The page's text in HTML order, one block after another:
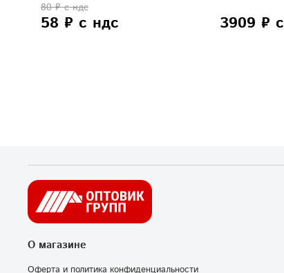
80 ₽ с ндс
58 ₽ с ндс 3909 ₽
О магазине
Оферта и политика конфиденциальности